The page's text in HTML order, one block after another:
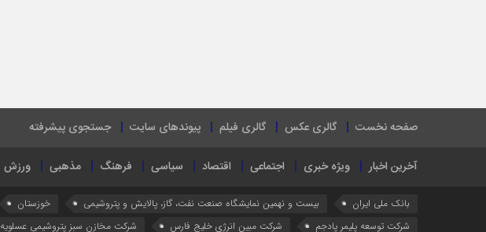
صفحه نخست گالری عکس گالری فیلم پیوندهای سایت جستجوی پیشرفته
آخرین اخبار ویژه خبری اجتماعی اقتصاد سیاسی فرهنگ مذهبی ورزش
بانک ملی ایران بیست و نهمین نمایشگاه صنعت نفت، گاز، پالایش و پتروشیمی خوزستان
شرکت توسعه پلیمر پادجم
شرکت مبین انرژی خلیج فارس شرکت مخازن سبز پتروشیمی عسلویه